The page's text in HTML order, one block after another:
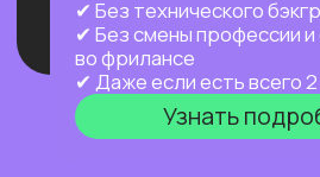
ПРАКТИКУМ
НОВЫЙ ПРАКТИКУМ
ПО OPENCLAW
Первый агент, который работает